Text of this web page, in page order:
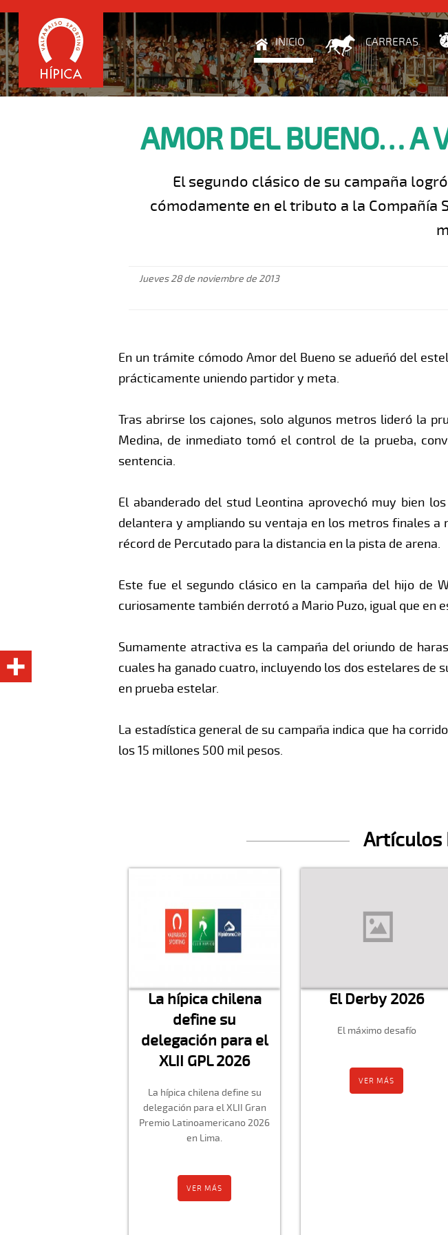
INICIO CARRERAS
AMOR DEL BUENO… A
El segundo clásico de su campaña
cómodamente en el tributo a la Compañía
Jueves 28 de noviembre de 2013
En un trámite cómodo Amor del Bueno se adueñó del
prácticamente uniendo partidor y meta.
Tras abrirse los cajones, solo algunos metros lideró la
Medina, de inmediato tomó el control de la prueba,
sentencia.
El abanderado del stud Leontina aprovechó muy bien
delantera y ampliando su ventaja en los metros finales a
récord de Percutado para la distancia en la pista de arena.
Este fue el segundo clásico en la campaña del hijo de
curiosamente también derrotó a Mario Puzo, igual que en
Sumamente atractiva es la campaña del oriundo de
cuales ha ganado cuatro, incluyendo los dos estelares de
en prueba estelar.
La estadística general de su campaña indica que ha
los 15 millones 500 mil pesos.
Artículos
La hípica chilena
define su
delegación para el
XLII GPL 2026
La hípica chilena define su
delegación para el XLII Gran
Premio Latinoamericano 2026
en Lima.
VER MÁS
El Derby 2026
El máximo desafío
VER MÁS